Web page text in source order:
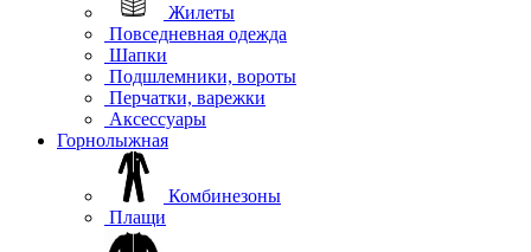
Жилеты
Повседневная одежда
Шапки
Подшлемники, вороты
Перчатки, варежки
Аксессуары
Горнолыжная
Комбинезоны
Плащи